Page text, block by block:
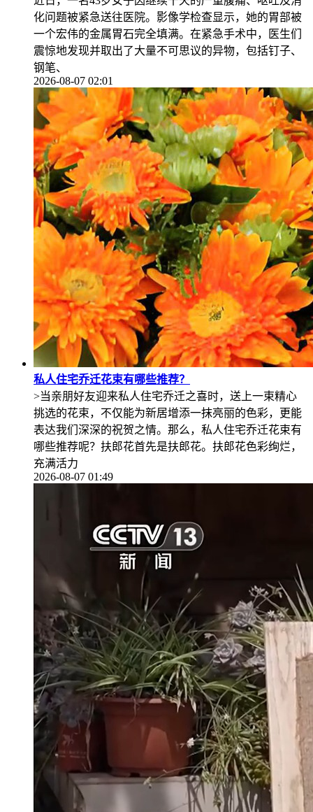
化问题被紧急送往医院。影像学检查显示，她的胃部被
一个宏伟的金属胃石完全填满。在紧急手术中，医生们
震惊地发现并取出了大量不可思议的异物，包括钉子、
钢笔、
2026-08-07 02:01
私人住宅乔迁花束有哪些推荐？
>当亲朋好友迎来私人住宅乔迁之喜时，送上一束精心
挑选的花束，不仅能为新居增添一抹亮丽的色彩，更能
表达我们深深的祝贺之情。那么，私人住宅乔迁花束有
哪些推荐呢？扶郎花首先是扶郎花。扶郎花色彩绚烂，
充满活力
2026-08-07 01:49